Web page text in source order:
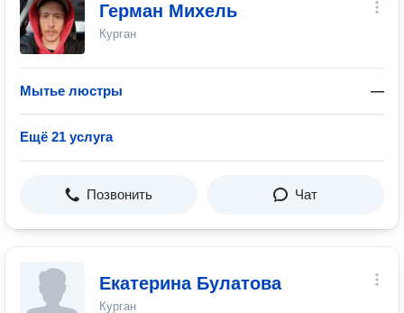
Герман Михель
Курган
Мытье люстры —
Ещё 21 услуга
Позвонить Чат
Екатерина Булатова
Курган